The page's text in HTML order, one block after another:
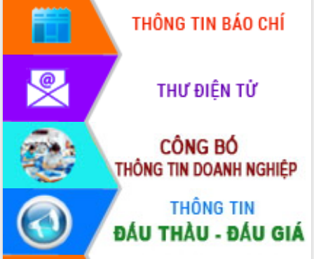
Đắk Lắk đẩy mạnh nuôi biển công
nghệ, hướng tới phát triển thủy sản
bền vững
Tập huấn nâng cao năng lực triển khai
chuyển đổi số cho cán bộ, công chức
cấp xã
Đắk Lắk phát động hưởng ứng Ngày
Quyền của người tiêu dùng Việt Nam
2026
Đẩy mạnh cải cách hành chính, quyết
tâm đạt được mục tiêu tăng trưởng
hai con số trong năm 2026
Tổ chức trang trọng Lễ hội Đền thờ
Lương Văn Chánh năm 2026
Phó Bí thư Tỉnh ủy Đắk Lắk Đỗ Hữu
Huy giữ chức Bí thư Đảng ủy Ủy Ban
Nhân dân tỉnh